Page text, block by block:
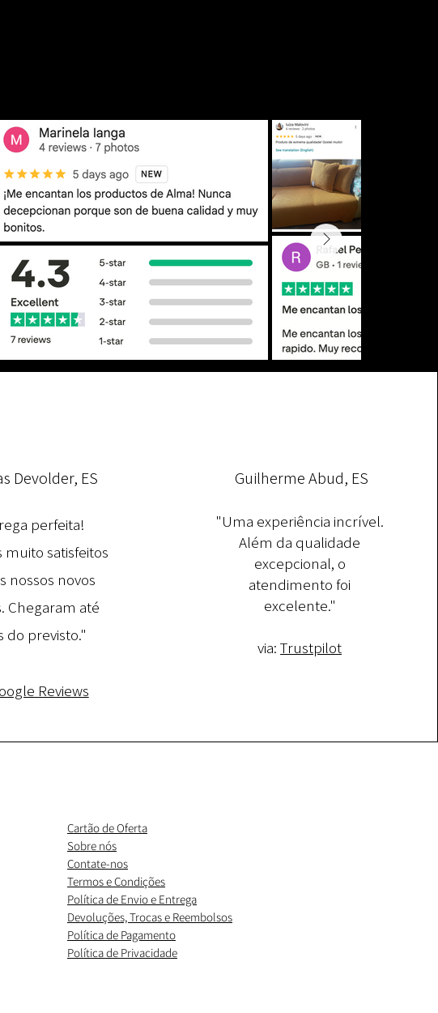
Devolder, ES
perfeita!
muito satisfeitos
nossos novos
Chegaram até
do previsto."
Reviews
Guilherme Abud, ES
"Uma experiência incrível.
Além da qualidade
excepcional, o
atendimento foi
excelente."
via:Trustpilot
Cartão de Oferta
Sobre nós
Contate-nos
Termos e Condições
Política de Envio e Entrega
Devoluções, Trocas e Reembolsos
Política de Pagamento
Política de Privacidade